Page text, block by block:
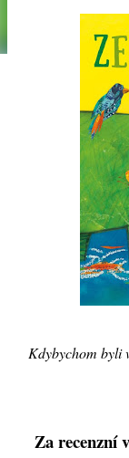
Kdybychom byli
Za recenzní